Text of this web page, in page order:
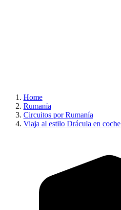
Home
Rumanía
Circuitos por Rumanía
Viaja al estilo Drácula en coche